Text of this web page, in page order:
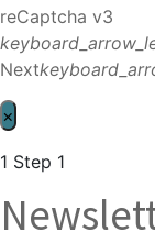
reCaptcha v3
Next
×
1 Step 1